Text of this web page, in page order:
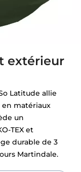
extérieur
Latitude allie
matériaux
un
TEX et
durable de 3
Martindale.